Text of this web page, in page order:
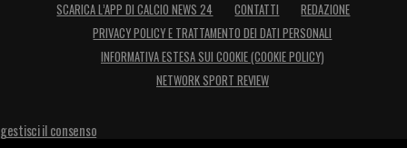
SCARICA L’APP DI CALCIO NEWS 24 CONTATTI
REDAZIONE
PRIVACY POLICY E TRATTAMENTO DEI DATI PERSONALI
INFORMATIVA ESTESA SUI COOKIE (COOKIE POLICY)
NETWORK SPORT REVIEW
gestisci il consenso